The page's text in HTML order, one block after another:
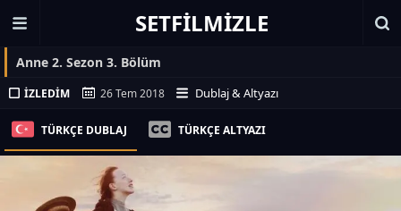
SETFILMIZLE
Anne 2. Sezon 3. Bölüm
İZLEDIM 26 Tem 2018 Dublaj & Altyazı
TÜRKÇE DUBLAJ TÜRKÇE ALTYAZI